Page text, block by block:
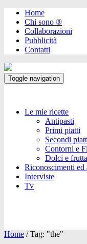
Home
Chi sono ®️
Collaborazioni
Pubblicità
Contatti
Toggle navigation
Le mie ricette
Antipasti
Primi piatti
Secondi
Contorni e
Dolci e frutta
Riconoscimenti ed
Interviste
Tv
Home /Tag: "the"